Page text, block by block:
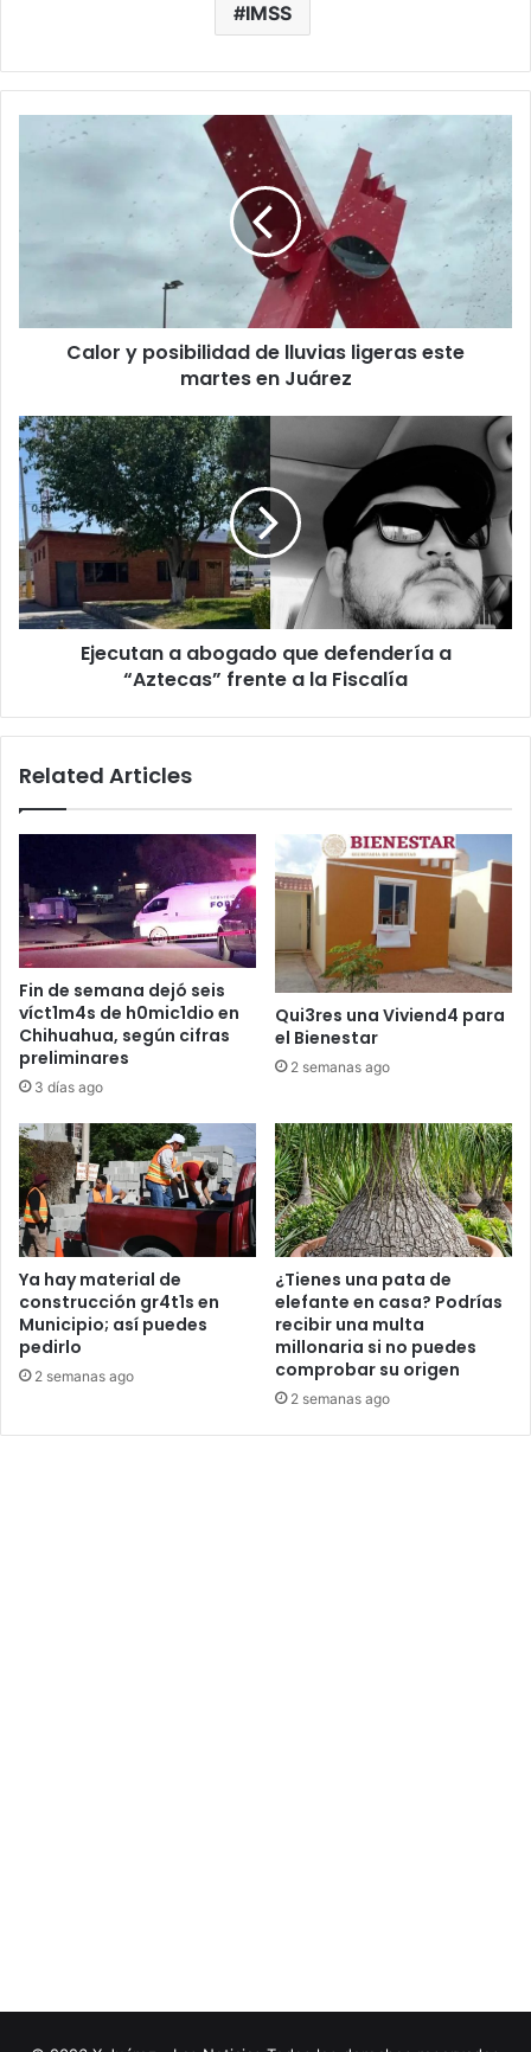
IMSS
en
Calor y posibilidad de lluvias ligeras este
martes en Juárez
Ejecutan
a
abogado
que
defendería
a
“Aztecas”
frente
a
Ejecutan a abogado que defendería a
“Aztecas” frente a la Fiscalía
Related Articles
Fin de semana dejó seis
víct1m4s de h0mic1dio en
Chihuahua, según cifras
preliminares
3 días ago
Qui3res una Viviend4 para
el Bienestar
2 semanas ago
Ya hay material de
construcción gr4t1s en
Municipio; así puedes
pedirlo
2 semanas ago
¿Tienes una pata de
elefante en casa? Podrías
recibir una multa
millonaria si no puedes
comprobar su origen
2 semanas ago